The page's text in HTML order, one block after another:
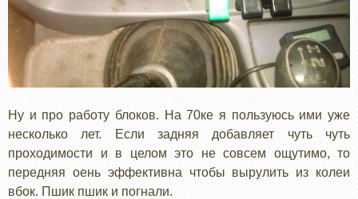
Ну и про работу блоков. На 70ке я пользуюсь ими уже
несколько лет. Если задняя добавляет чуть чуть
проходимости и в целом это не совсем ощутимо, то
передняя оень эффективна чтобы вырулить из колеи
вбок. Пшик пшик и погнали.